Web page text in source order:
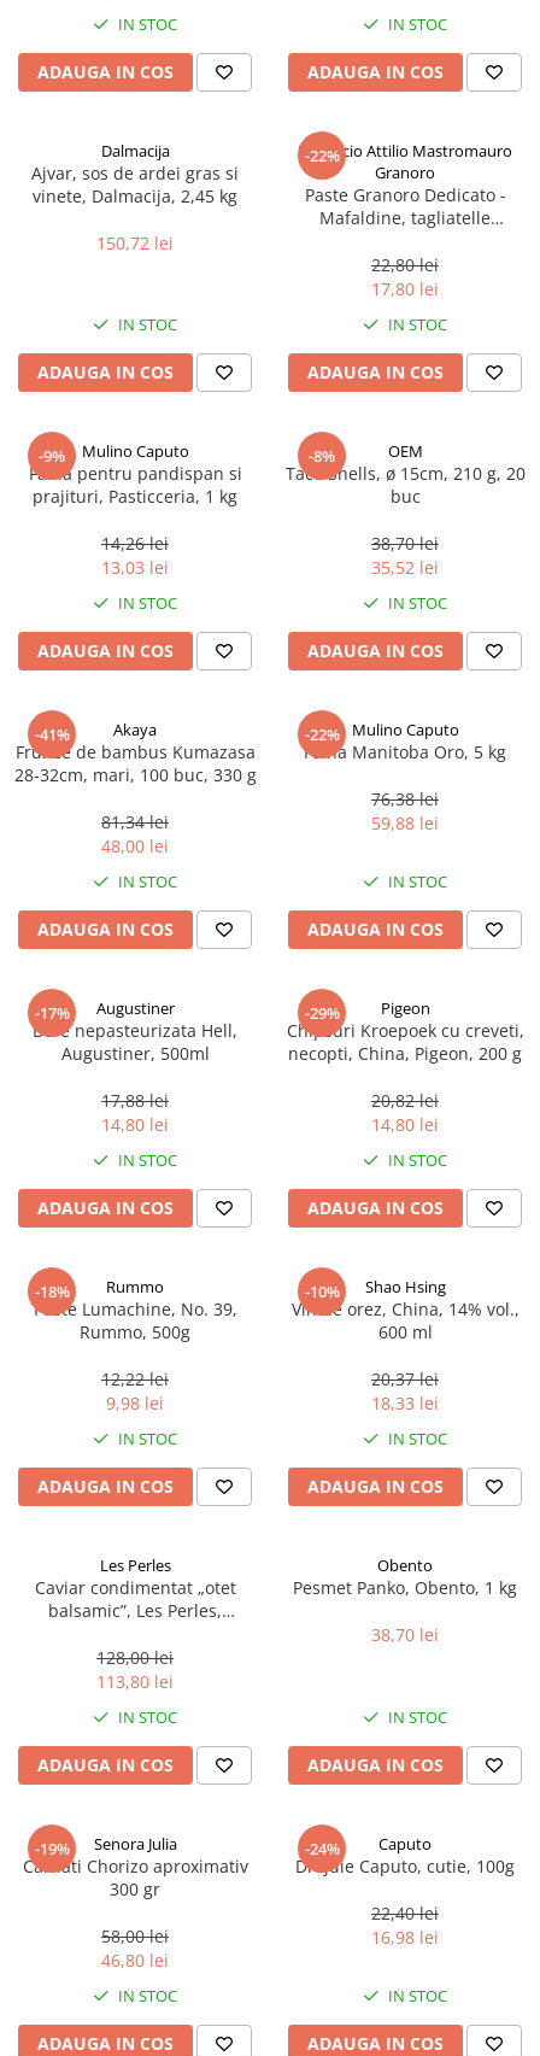
Spania / Cipru / Africa
Sare de mare din Oceanele Pacific
Sare de roca
Sare speciala
Specialitati din ulei
Terine si placinte
Uleiuri Premium
Uleiuri speciale/presate la rece
Ulei de masline extravirgin
Ulei Gegenbauer
Ulei Huilerie Beaujolaise
Ulei Wiberg Gastro
Prajitore paine
Gratare
IN STOC
ADAUGA IN COS
IN STOC
ADAUGA IN COS
Dalmacija
Ajvar, sos de ardei gras si
vinete, Dalmacija, 2,45 kg
150,72 lei
IN STOC
ADAUGA IN COS
-22%
Pastificio Attilio Mastromauro
Granoro
Paste Granoro Dedicato -
Mafaldine, tagliatelle
22,80 lei
17,80 lei
IN STOC
ADAUGA IN COS
-9% Mulino Caputo
Faina pentru pandispan si
prajituri, Pasticceria, 1 kg
14,26 lei
13,03 lei
IN STOC
ADAUGA IN COS
-8% OEM
Taco Shells, ø 15cm, 210 g, 20
buc
38,70 lei
35,52 lei
IN STOC
ADAUGA IN COS
-41% Akaya
Frunze de bambus Kumazasa
28-32cm, mari, 100 buc, 330 g
81,34 lei
48,00 lei
IN STOC
ADAUGA IN COS
-22% Mulino Caputo
Faina Manitoba Oro, 5 kg
76,38 lei
59,88 lei
IN STOC
ADAUGA IN COS
-17% Augustiner
Bere nepasteurizata Hell,
Augustiner, 500ml
17,88 lei
14,80 lei
IN STOC
ADAUGA IN COS
-29% Pigeon
Chipsuri Kroepoek cu creveti,
necopti, China, Pigeon, 200 g
20,82 lei
14,80 lei
IN STOC
ADAUGA IN COS
-18% Rummo
Paste Lumachine, No. 39,
Rummo, 500g
12,22 lei
9,98 lei
IN STOC
ADAUGA IN COS
-10% Shao Hsing
Vin de orez, China, 14% vol.,
600 ml
20,37 lei
18,33 lei
IN STOC
ADAUGA IN COS
Les Perles
Caviar condimentat „otet
balsamic”, Les Perles,
sferice, 200 g
128,00 lei
113,80 lei
IN STOC
ADAUGA IN COS
Obento
Pesmet Panko, Obento, 1 kg
38,70 lei
IN STOC
ADAUGA IN COS
-19% Senora Julia
Carnati Chorizo aproximativ
300 gr
58,00 lei
46,80 lei
IN STOC
ADAUGA IN COS
-24% Caputo
Drojdie Caputo, cutie, 100g
22,40 lei
16,98 lei
IN STOC
ADAUGA IN COS